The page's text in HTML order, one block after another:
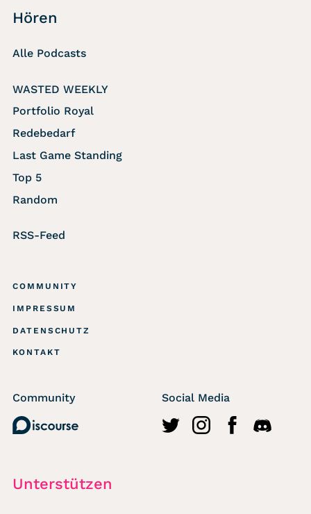
Hören
Alle Podcasts
WASTED WEEKLY
Portfolio Royal
Redebedarf
Last Game Standing
Top 5
Random
RSS-Feed
COMMUNITY
IMPRESSUM
DATENSCHUTZ
KONTAKT
Community
Discourse
Social Media
http://twitter.com/
https://https://https://
Unterstützen